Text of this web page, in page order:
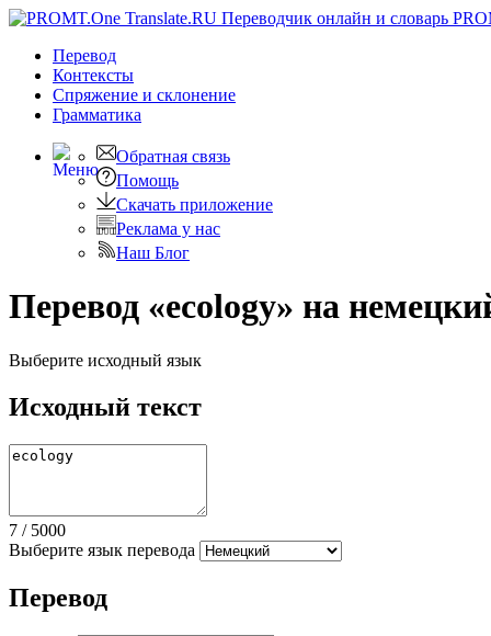
Перевод
Контексты
Спряжение и склонение
Грамматика
Обратная связь
Помощь
Скачать приложение
Реклама у нас
Наш Блог
Перевод «ecology» на
Выберите исходный язык
Исходный текст
7 / 5000
Выберите язык перевода
Перевод